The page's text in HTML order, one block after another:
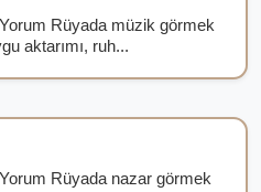
Rüyada müzik görmek
aktarımı, ruh...
Rüyada nazar görmek